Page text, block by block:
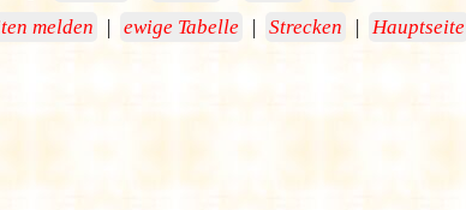
melden
| ewige Tabelle | Strecken | Hauptseite